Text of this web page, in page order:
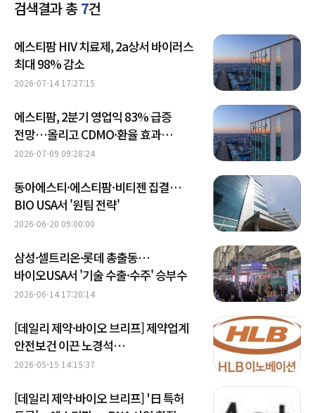
검색결과 총7건
에스티팜 HIV 치료제, 2a상서 바이러스
최대 98% 감소
2026-07-14 17:27:15
에스티팜, 2분기 영업익 83% 급증
전망…올리고 CDMO·환율 효과
'쌍끌이'
2026-07-09 09:28:24
동아에스티·에스티팜·비티젠 집결…
BIO USA서 '원팀 전략'
2026-06-20 09:00:00
삼성·셀트리온·롯데 총출동…
바이오USA서 '기술 수출·수주' 승부수
2026-06-14 17:20:14
[데일리 제약·바이오 브리프] 제약업계
안전보건 이끈 노경석
수석…'국무총리표창' 표창 外
2026-05-15 14:15:37
[데일리 제약·바이오 브리프] '日 특허